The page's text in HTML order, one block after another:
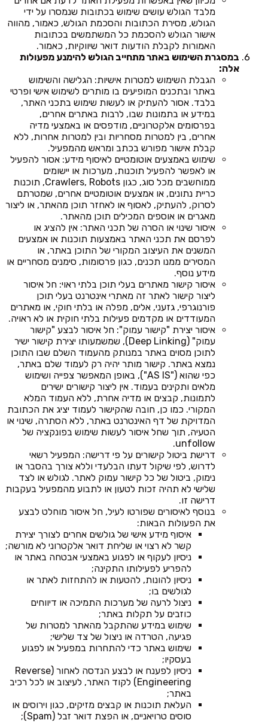
מלבד הגולש עושים שימוש בכתובות שנמסרו על ידי
הגולש, מסירת הכתובות והסכמת הגולש, כאמור, מהווה
אישור הגולש להסכמת כל המשתמשים בכתובות
האמורות לקבלת הודעות דואר שיווקיות, כאמור.
במסגרת השימוש באתר מתחייב הגולש להימנע מפעולות
אלה:
הגבלת השימוש למטרות אישיות: הגלישה והשימוש
באתר ובתכנים המופיעים בו מותרים לשימוש אישי ופרטי
בלבד. אסור להעתיק או לעשות שימוש בתכני האתר,
במידע או בתמונות שבו, לרבות באתרים אחרים,
בפרסומים אלקטרוניים, מודפסים או באמצעי מדיה
אחרים, בין למטרות מסחריות ובין למטרות אחרות, ללא
קבלת אישור מפורש בכתב ומראש מהמפעיל.
שימוש באמצעים אוטומטיים לאיסוף מידע: אסור להפעיל
או לאפשר להפעיל תוכנות, מערכות או יישומים
ממוחשבים מכל סוג, כגון Crawlers, Robots, תוכנות
כריית נתונים, או אמצעים אוטומטיים אחרים, שמטרתם
לסרוק, להעתיק, לאסוף או לאחזר תוכן מהאתר, או ליצור
מאגרים או אוספים המכילים תוכן מהאתר.
איסור שינוי או הסרה של תכני האתר: אין להציג או
לפרסם את תכני האתר באמצעות תוכנות או אמצעים
המשנים את העיצוב המקורי של התוכן באתר, או
המסירים ממנו תכנים, כגון פרסומות, סימנים מסחריים או
מידע נוסף.
איסור קישור מאתרים בעלי תוכן בלתי ראוי: חל איסור
ליצור קישור לאתר זה מאתרי אינטרנט בעלי תוכן
פורנוגרפי, גזעני, אלים, מפלה או בלתי חוקי, או מאתרים
המעודדים או מקדמים פעילות בלתי חוקית או לא ראויה.
איסור יצירת "קישור עמוק": חל איסור לבצע "קישור
עמוק" (Deep Linking), שמשמעותו יצירת קישור ישיר
לתוכן מסוים באתר במנותק מהעמוד השלם שבו התוכן
נמצא באתר. קישור מותר יהיה רק לעמוד שלם באתר,
כפי שהוא ("AS IS"), באופן המאפשר צפייה ושימוש
מלאים ותקינים בעמוד. אין ליצור קישורים ישירים
לתמונות, קבצים או מדיה אחרת, ללא העמוד המלא
המקורי. כמו כן, חובה שהקישור לעמוד יציג את הכתובת
המדויקת של דף האינטרנט באתר, ללא הסתרה, שינוי או
הטעיה, תוך שחל איסור לעשות שימוש בפונקציה של
unfollow.
דרישת ביטול קישורים על פי דרישה: המפעיל רשאי
לדרוש, לפי שיקול דעתו הבלעדי וללא צורך בהסבר או
נימוק, ביטול של כל קישור עמוק לאתר. לגולש או לצד
שלישי לא תהיה זכות לטעון או לתבוע מהמפעיל בעקבות
דרישה זו.
בנוסף לאיסורים שפורטו לעיל, חל איסור מוחלט לבצע
את הפעולות הבאות:
איסוף מידע אישי של גולשים אחרים לצורך יצירת
קשר לא רצוי או שליחת דואר אלקטרוני לא מורשה;
ניסיון לעקוף או לפגוע באמצעי אבטחה באתר או
להפריע לפעילותו התקינה;
ניסיון להונות, להטעות או להתחזות לאתר או
לגולשים בו;
ניצול לרעה של מערכות התמיכה או דיווחים
כוזבים על תקלות באתר;
שימוש במידע שהתקבל מהאתר למטרות של
פגיעה, הטרדה או ניצול של צד שלישי;
שימוש באתר כדי להתחרות במפעיל או לפגוע
בעסקיו;
ניסיון לפענח או לבצע הנדסה לאחור (Reverse
Engineering) לקוד האתר, לעיצוב או לכל רכיב
באתר;
העלאת תוכנות או קבצים מזיקים, כגון וירוסים או
סוסים טרויאניים, או הפצת דואר זבל (Spam);